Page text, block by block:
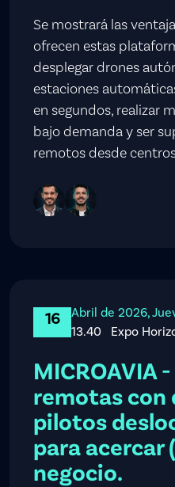
Se mostrará las
ofrecen estas
desplegar drones
estaciones
en segundos, realizar
bajo demanda y ser
remotos desde
16
Abril de 2026,
13.40
Expo
MICROAVIA
remotas con
pilotos
para acercar
negocio.